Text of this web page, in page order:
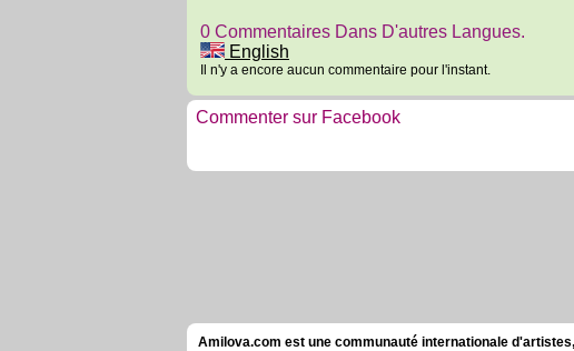
0 Commentaires Dans D'autres Langues.
English
Il n'y a encore aucun commentaire pour l'instant.
Commenter sur Facebook
Amilova.com est une communauté internationale